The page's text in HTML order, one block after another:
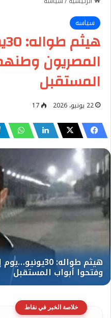
سياسه
المصريون
المستقبل
22 يونيو، 2026 17
خلاصة الخبر في نقاط